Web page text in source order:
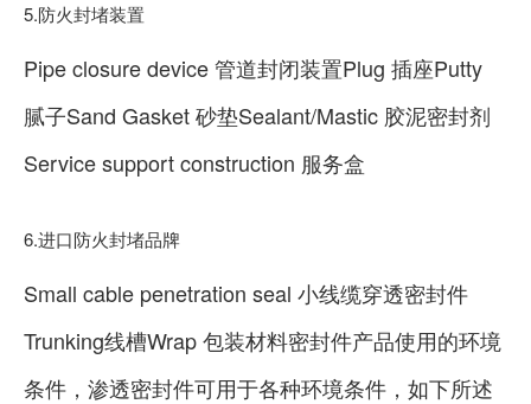
5.防火封堵装置
Pipe closure device 管道封闭装置Plug 插座Putty
腻子Sand Gasket 砂垫Sealant/Mastic 胶泥密封剂
Service support construction 服务盒
6.进口防火封堵品牌
Small cable penetration seal 小线缆穿透密封件
Trunking线槽Wrap 包装材料密封件产品使用的环境
条件，渗透密封件可用于各种环境条件，如下所述